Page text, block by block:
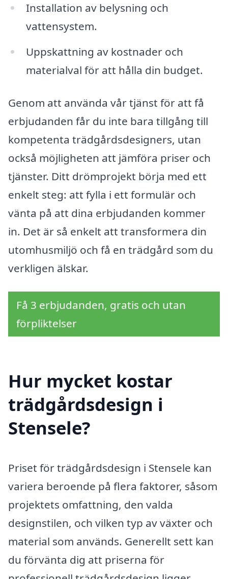
Installation av belysning och
vattensystem.
Uppskattning av kostnader och
materialval för att hålla din budget.
Genom att använda vår tjänst för att få
erbjudanden får du inte bara tillgång till
kompetenta trädgårdsdesigners, utan
också möjligheten att jämföra priser och
tjänster. Ditt drömprojekt börja med ett
enkelt steg: att fylla i ett formulär och
vänta på att dina erbjudanden kommer
in. Det är så enkelt att transformera din
utomhusmiljö och få en trädgård som du
verkligen älskar.
Få 3 erbjudanden, gratis och utan
förpliktelser
Hur mycket kostar
trädgårdsdesign i
Stensele?
Priset för trädgårdsdesign i Stensele kan
variera beroende på flera faktorer, såsom
projektets omfattning, den valda
designstilen, och vilken typ av växter och
material som används. Generellt sett kan
du förvänta dig att priserna för